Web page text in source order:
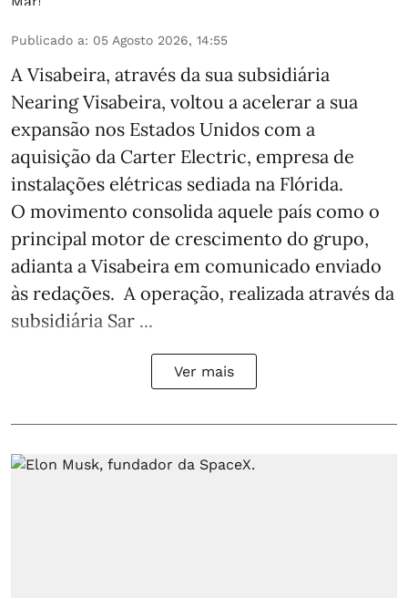
Publicado a: 05 Agosto 2026, 14:55
A Visabeira, através da sua subsidiária
Nearing Visabeira, voltou a acelerar a sua
expansão nos Estados Unidos com a
aquisição da Carter Electric, empresa de
instalações elétricas sediada na Flórida.
O movimento consolida aquele país como o
principal motor de crescimento do grupo,
adianta a Visabeira em comunicado enviado
às redações. A operação, realizada através da
subsidiária Sar ...
Ver mais